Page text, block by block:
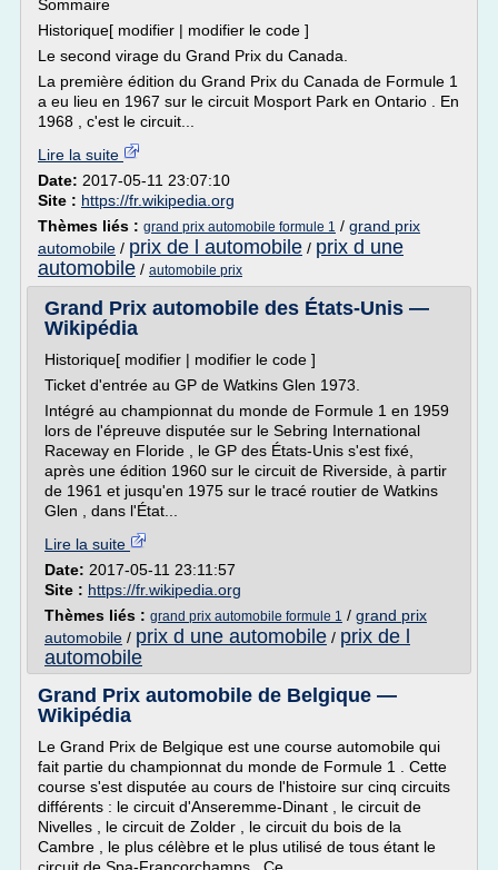
Sommaire
Historique[ modifier | modifier le code ]
Le second virage du Grand Prix du Canada.
La première édition du Grand Prix du Canada de Formule 1
a eu lieu en 1967 sur le circuit Mosport Park en Ontario . En
1968 , c'est le circuit...
Lire la suite
Date: 2017-05-11 23:07:10
Site : https://fr.wikipedia.org
Thèmes liés : grand prix automobile formule 1 / grand prix
automobile / prix de l automobile / prix d une
automobile / automobile prix
Grand Prix automobile des États-Unis —
Wikipédia
Historique[ modifier | modifier le code ]
Ticket d'entrée au GP de Watkins Glen 1973.
Intégré au championnat du monde de Formule 1 en 1959
lors de l'épreuve disputée sur le Sebring International
Raceway en Floride , le GP des États-Unis s'est fixé,
après une édition 1960 sur le circuit de Riverside, à partir
de 1961 et jusqu'en 1975 sur le tracé routier de Watkins
Glen , dans l'État...
Lire la suite
Date: 2017-05-11 23:11:57
Site : https://fr.wikipedia.org
Thèmes liés : grand prix automobile formule 1 / grand prix
automobile / prix d une automobile / prix de l
automobile
Grand Prix automobile de Belgique —
Wikipédia
Le Grand Prix de Belgique est une course automobile qui
fait partie du championnat du monde de Formule 1 . Cette
course s'est disputée au cours de l'histoire sur cinq circuits
différents : le circuit d'Anseremme-Dinant , le circuit de
Nivelles , le circuit de Zolder , le circuit du bois de la
Cambre , le plus célèbre et le plus utilisé de tous étant le